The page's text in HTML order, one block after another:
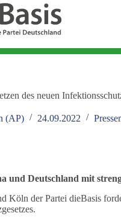
des neuen
(AP) 24.09.2022
und Deutschland mit
Köln der Partei dieBasis